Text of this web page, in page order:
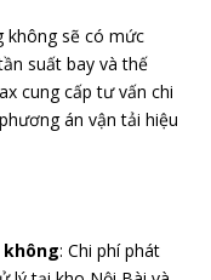
không sẽ có mức
suất bay và thế
cung cấp tư vấn chi
án vận tải hiệu
: Chi phí phát